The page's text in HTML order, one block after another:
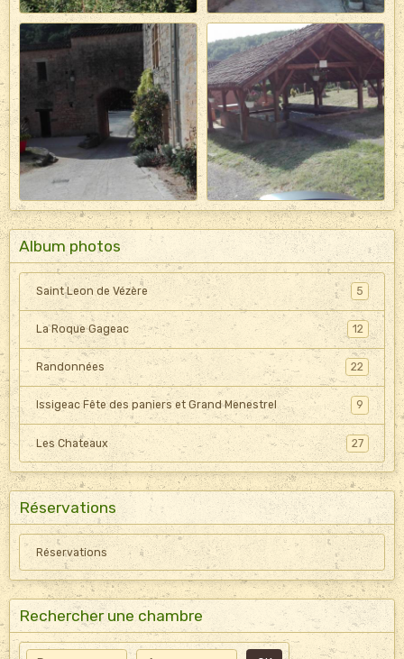
Album photos
Saint Leon de Vézère 5
La Roque Gageac 12
Randonnées 22
Issigeac Fête des paniers et Grand Menestrel 9
Les Chateaux 27
Réservations
Réservations
Rechercher une chambre